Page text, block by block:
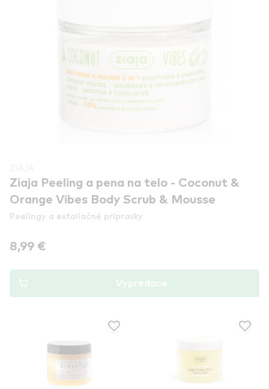
Ziaja Peeling a pena na telo - Coconut &
Orange Vibes Body Scrub & Mousse
Peelingy a exfoliačné prípravky
8,99 €
Vypredané